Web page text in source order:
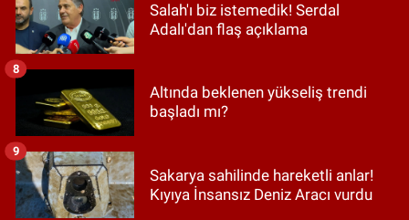
Salah'ı biz istemedik! Serdal
Adalı'dan flaş açıklama
Altında beklenen yükseliş trendi
başladı mı?
8
Sakarya sahilinde hareketli anlar!
Kıyıya İnsansız Deniz Aracı vurdu
9